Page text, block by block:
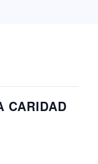
CARIDAD